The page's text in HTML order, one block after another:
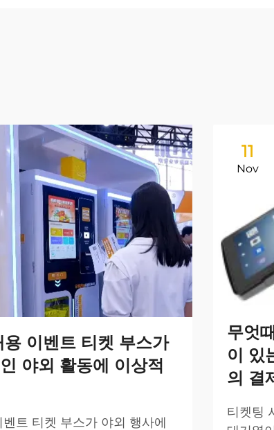
용 이벤트 티켓 부스가
야외 활동에 이상적
트 티켓 부스가 야외 행사에
11
Nov
무엇
이 있
의 결
티켓팅